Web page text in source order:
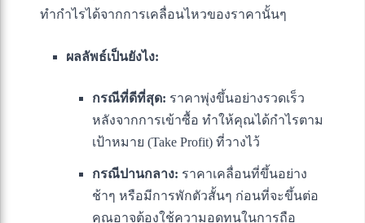
ทำกำไรได้จากการเคลื่อนไหวของราคานั้นๆ
ผลลัพธ์เป็นยังไง:
กรณีที่ดีที่สุด: ราคาพุ่งขึ้นอย่างรวดเร็ว
หลังจากการเข้าซื้อ ทำให้คุณได้กำไรตาม
เป้าหมาย (Take Profit) ที่วางไว้
กรณีปานกลาง: ราคาเคลื่อนที่ขึ้นอย่าง
ช้าๆ หรือมีการพักตัวสั้นๆ ก่อนที่จะขึ้นต่อ
คุณอาจต้องใช้ความอดทนในการถือ